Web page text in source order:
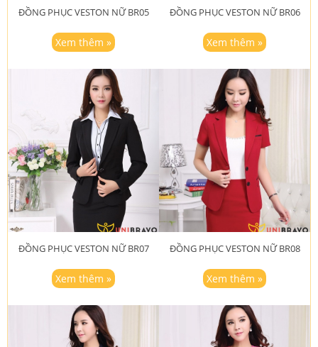
ĐỒNG PHỤC VESTON NỮ BR05
Xem thêm »
ĐỒNG PHỤC VESTON NỮ BR06
Xem thêm »
ĐỒNG PHỤC VESTON NỮ BR07
Xem thêm »
ĐỒNG PHỤC VESTON NỮ BR08
Xem thêm »